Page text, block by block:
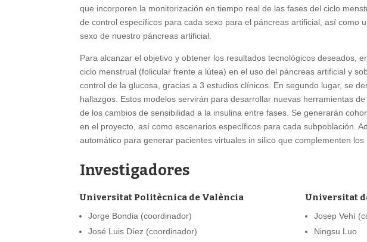
que incorporen la monitorización en tiempo real de las fases del ciclo
de control específicos para cada sexo para el páncreas artificial, así
sexo de nuestro páncreas artificial.
Para alcanzar el objetivo y obtener los resultados tecnológicos deseados,
ciclo menstrual (folicular frente a lútea) en el uso del páncreas artificial y
control de la glucosa, gracias a 3 estudios clínicos. En segundo lugar, se
hallazgos. Estos modelos servirán para desarrollar nuevas herramientas
de los cambios de sensibilidad a la insulina entre fases. Se generarán
en el proyecto, así como escenarios específicos para cada subpoblación.
automático para generar pacientes virtuales in silico que complementen los
Investigadores
Universitat Politècnica de València
Jorge Bondia (coordinador)
José Luis Díez (coordinador)
Universitat
Josep Vehí
Ningsu Luo